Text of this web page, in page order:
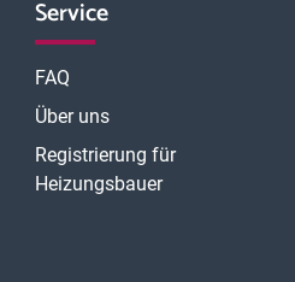
Service
FAQ
Über uns
Registrierung für
Heizungsbauer